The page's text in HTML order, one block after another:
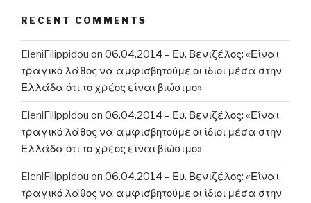
RECENT COMMENTS
EleniFilippidou on 06.04.2014 – Ευ. Βενιζέλος: «Είναι
τραγικό λάθος να αμφισβητούμε οι ίδιοι μέσα στην
Ελλάδα ότι το χρέος είναι βιώσιμο»
EleniFilippidou on 06.04.2014 – Ευ. Βενιζέλος: «Είναι
τραγικό λάθος να αμφισβητούμε οι ίδιοι μέσα στην
Ελλάδα ότι το χρέος είναι βιώσιμο»
EleniFilippidou on 06.04.2014 – Ευ. Βενιζέλος: «Είναι
τραγικό λάθος να αμφισβητούμε οι ίδιοι μέσα στην